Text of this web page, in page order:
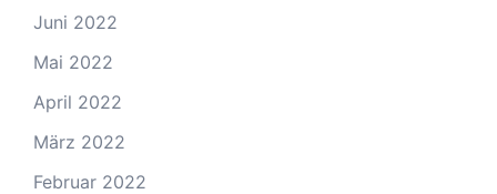
Juni 2022
Mai 2022
April 2022
März 2022
Februar 2022